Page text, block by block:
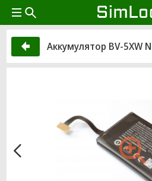
Аккумулятор BV-5XW